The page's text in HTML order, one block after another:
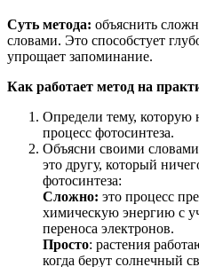
Суть метода: объяснить
словами. Это способстует
упрощает запоминание.
Как работает метод на
Определи тему,
процесс фотосинтеза.
Объясни своими
это другу, который
фотосинтеза:
Сложно: это процесс
химическую энергию с
переноса электронов.
Просто: растения
когда берут солнечный